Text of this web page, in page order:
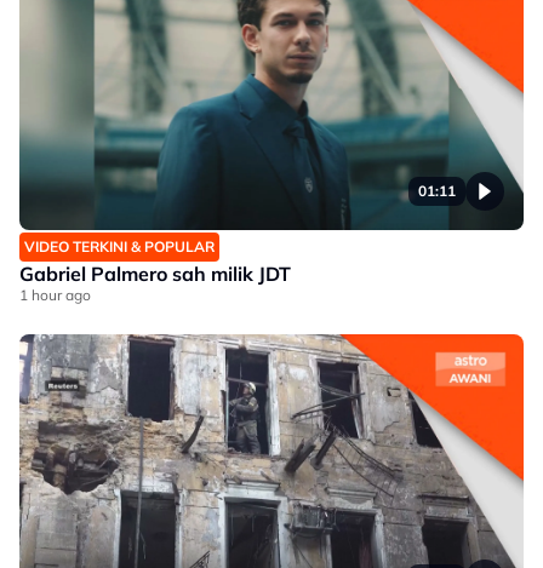
01:11
VIDEO TERKINI & POPULAR
Gabriel Palmero sah milik JDT
1 hour ago